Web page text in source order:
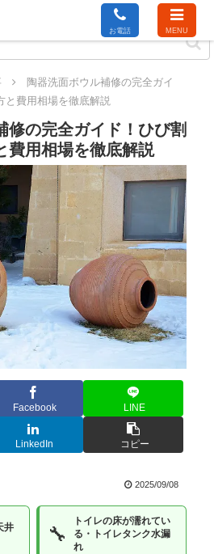
陶器洗面ボウル補修の完全ガイ
と費用相場を徹底解説
修の完全ガイド！ひび割
費用相場を徹底解説
Facebook LINE
LinkedIn コピー
2025/09/08
井
🔧
トイレの床が濡れてい
る・トイレタンク水漏
れ
お電話 MENU